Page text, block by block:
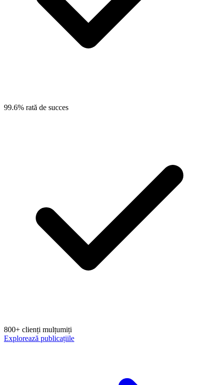
99.6% rată de succes
800+ clienți mulțumiți
Explorează publicațiile